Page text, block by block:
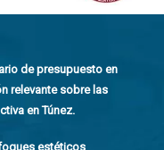
de presupuesto en
relevante sobre las
en Túnez.
estéticos